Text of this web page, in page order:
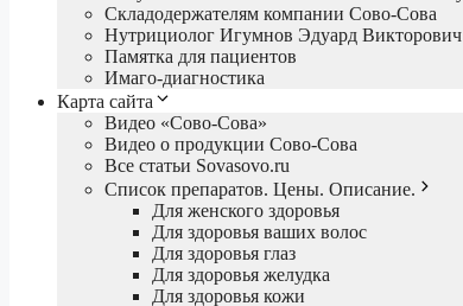
Складодержателям компании Сово-Сова
Нутрициолог Игумнов Эдуард Викторович
Памятка для пациентов
Имаго-диагностика
Карта сайта
Видео «Сово-Сова»
Видео о продукции Сово-Сова
Все статьи Sovasovo.ru
Список препаратов. Цены. Описание.
Для женского здоровья
Для здоровья ваших волос
Для здоровья глаз
Для здоровья желудка
Для здоровья кожи